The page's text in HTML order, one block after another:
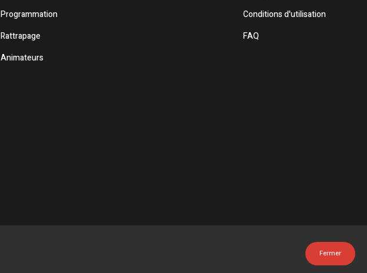
Programmation
Rattrapage
Animateurs
Conditions d'utilisation
FAQ
Fermer